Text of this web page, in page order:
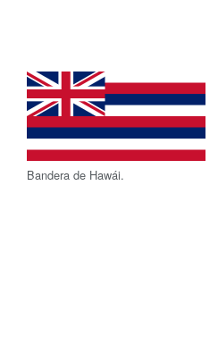
Bandera de Hawái.